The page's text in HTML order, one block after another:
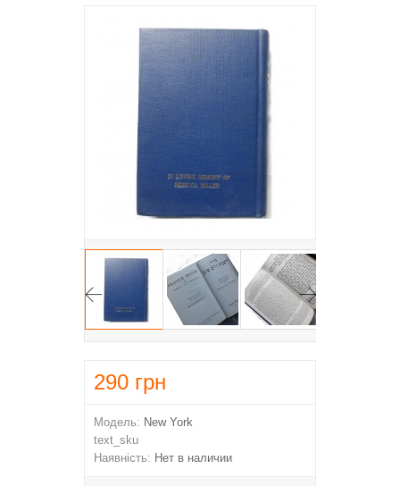
290 грн
Модель: New York
text_sku
Наявність: Нет в наличии